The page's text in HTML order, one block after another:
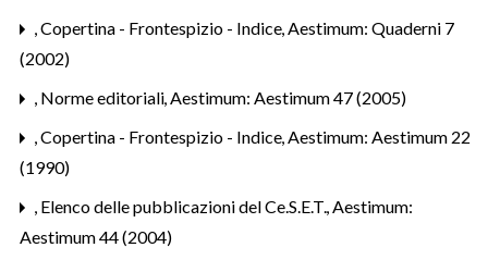
,Copertina - Frontespizio - Indice,Aestimum: Quaderni 7
(2002)
, Norme editoriali,Aestimum: Aestimum 47 (2005)
,Copertina - Frontespizio - Indice,Aestimum: Aestimum 22
(1990)
, Elenco delle pubblicazioni del Ce.S.E.T.,Aestimum:
Aestimum 44 (2004)